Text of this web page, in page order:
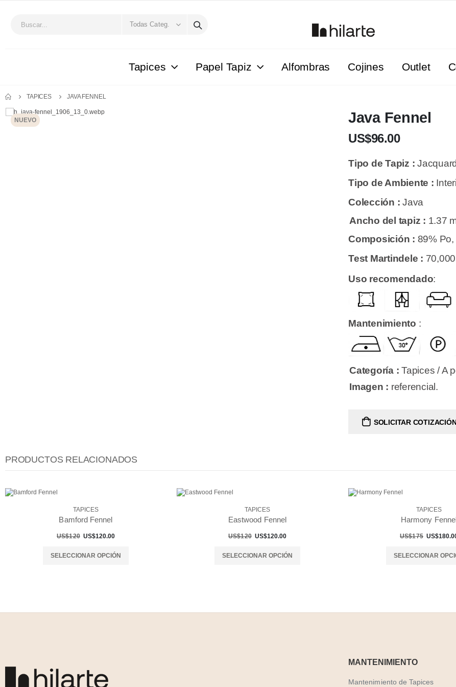
Tapices Papel Tapiz Alfombras Cojines Outlet
TAPICES JAVA FENNEL
NUEVO Java Fennel
US$96.00
Tipo de Tapiz :Jacquard
Tipo de Ambiente :
Colección :Java
Ancho del tapiz : 1.37
Composición : 89%
Test Martindele :
Uso recomendado:
Mantenimiento :
Categoría :Tapices / A
Imagen : referencial.
SOLICITAR
PRODUCTOS RELACIONADOS
TAPICES
Bamford Fennel
US$120 US$120.00
SELECCIONAR OPCIÓN
TAPICES
Eastwood Fennel
US$120 US$120.00
SELECCIONAR OPCIÓN
TAPICES
Harmony
US$175
SELECCIONAR
MANTENIMIENTO
Mantenimiento de Tapices